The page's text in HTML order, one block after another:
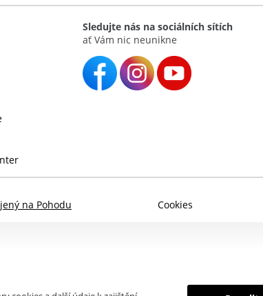
Sledujte nás na sociálních sítích
ať Vám nic neunikne
na Pohodu Cookies